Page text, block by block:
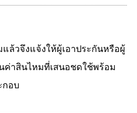
ล้วจึงแจ้งให้ผู้เอาประกันหรือผู้
ค่าสินไหมที่เสนอชดใช้พร้อม
กอบ